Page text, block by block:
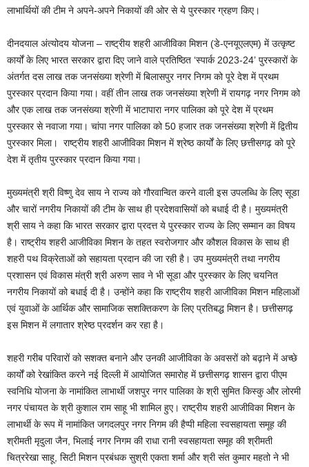
लाभार्थियों की टीम ने अपने-अपने निकायों की ओर से ये पुरस्कार ग्रहण किए।
दीनदयाल अंत्योदय योजना – राष्ट्रीय शहरी आजीविका मिशन (डे-एनयूएलएम) में उत्कृष्ट
कार्यों के लिए भारत सरकार द्वारा दिए जाने वाले प्रतिष्ठित ‘स्पार्क 2023-24’ पुरस्कारों के
अंतर्गत दस लाख तक जनसंख्या श्रेणी में बिलासपुर नगर निगम को पूरे देश में प्रथम
पुरस्कार प्रदान किया गया। वहीं तीन लाख तक जनसंख्या श्रेणी में रायगढ़ नगर निगम को
और एक लाख तक जनसंख्या श्रेणी में भाटापारा नगर पालिका को पूरे देश में प्रथम
पुरस्कार से नवाजा गया। चांपा नगर पालिका को 50 हजार तक जनसंख्या श्रेणी में द्वितीय
पुरस्कार मिला। राष्ट्रीय शहरी आजीविका मिशन में श्रेष्ठ कार्यों के लिए छत्तीसगढ़ को पूरे
देश में तृतीय पुरस्कार प्रदान किया गया।
मुख्यमंत्री श्री विष्णु देव साय ने राज्य को गौरवान्वित करने वाली इस उपलब्धि के लिए सूडा
और चारों नगरीय निकायों की टीम के साथ ही प्रदेशवासियों को बधाई दी है। मुख्यमंत्री
श्री साय ने कहा कि भारत सरकार द्वारा प्रदत्त ये पुरस्कार राज्य के लिए सम्मान का विषय
है। राष्ट्रीय शहरी आजीविका मिशन के तहत स्वरोजगार और कौशल विकास के साथ ही
शहरी पथ विक्रेताओं को सहायता प्रदान की जा रही है। उप मुख्यमंत्री तथा नगरीय
प्रशासन एवं विकास मंत्री श्री अरुण साव ने भी सूडा और पुरस्कार के लिए चयनित
नगरीय निकायों को बधाई दी है। उन्होंने कहा कि राष्ट्रीय शहरी आजीविका मिशन महिलाओं
एवं युवाओं के आर्थिक और सामाजिक सशक्तिकरण के लिए प्रतिबद्ध मिशन है। छत्तीसगढ़
इस मिशन में लगातार श्रेष्ठ प्रदर्शन कर रहा है।
शहरी गरीब परिवारों को सशक्त बनाने और उनकी आजीविका के अवसरों को बढ़ाने में अच्छे
कार्यों को रेखांकित करने नई दिल्ली में आयोजित समारोह में छत्तीसगढ़ शासन द्वारा पीएम
स्वनिधि योजना के नामांकित लाभार्थी जशपुर नगर पालिका के श्री सुमित किस्कु और लोरमी
नगर पंचायत के श्री कुशाल राम साहू भी शामिल हुए। राष्ट्रीय शहरी आजीविका मिशन के
लाभार्थी के रूप में नामांकित जगदलपुर नगर निगम की हैप्पी महिला स्वसहायता समूह की
श्रीमती मृदुला जैन, भिलाई नगर निगम की राधा रानी स्वसहायता समूह की श्रीमती
चित्ररेखा साहू, सिटी मिशन प्रबंधक सुश्री एकता शर्मा और श्री संत कुमार महतो ने भी